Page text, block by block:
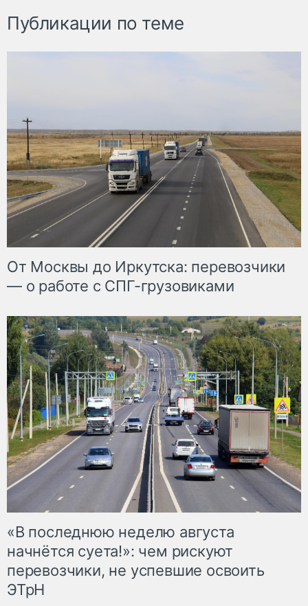
Публикации по теме
От Москвы до Иркутска: перевозчики
— о работе с СПГ-грузовиками
«В последнюю неделю августа
начнётся суета!»: чем рискуют
перевозчики, не успевшие освоить
ЭТрН